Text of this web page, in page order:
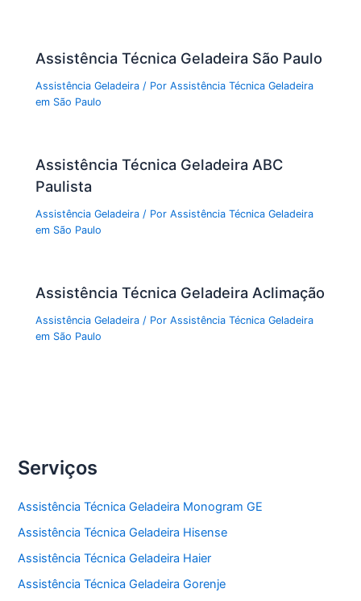
Assistência Técnica Geladeira São Paulo
Assistência Geladeira / PorAssistência Técnica Geladeira
em São Paulo
Assistência Técnica Geladeira ABC
Paulista
Assistência Geladeira / PorAssistência Técnica Geladeira
em São Paulo
Assistência Técnica Geladeira Aclimação
Assistência Geladeira / PorAssistência Técnica Geladeira
em São Paulo
Serviços
Assistência Técnica Geladeira Monogram GE
Assistência Técnica Geladeira Hisense
Assistência Técnica Geladeira Haier
Assistência Técnica Geladeira Gorenje